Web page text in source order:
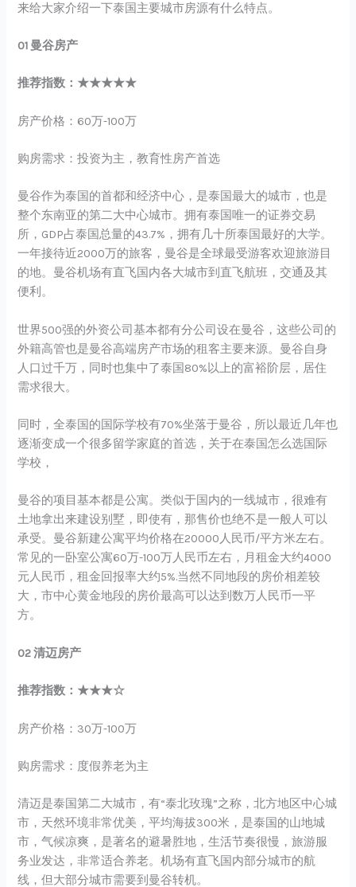
来给大家介绍一下泰国主要城市房源有什么特点。
01 曼谷房产
推荐指数：★★★★★
房产价格：60万-100万
购房需求：投资为主，教育性房产首选
曼谷作为泰国的首都和经济中心，是泰国最大的城市，也是
整个东南亚的第二大中心城市。拥有泰国唯一的证券交易
所，GDP占泰国总量的43.7%，拥有几十所泰国最好的大学。
一年接待近2000万的旅客，曼谷是全球最受游客欢迎旅游目
的地。曼谷机场有直飞国内各大城市到直飞航班，交通及其
便利。
世界500强的外资公司基本都有分公司设在曼谷，这些公司的
外籍高管也是曼谷高端房产市场的租客主要来源。曼谷自身
人口过千万，同时也集中了泰国80%以上的富裕阶层，居住
需求很大。
同时，全泰国的国际学校有70%坐落于曼谷，所以最近几年也
逐渐变成一个很多留学家庭的首选，关于在泰国怎么选国际
学校，
曼谷的项目基本都是公寓。类似于国内的一线城市，很难有
土地拿出来建设别墅，即使有，那售价也绝不是一般人可以
承受。曼谷新建公寓平均价格在20000人民币/平方米左右。
常见的一卧室公寓60万-100万人民币左右，月租金大约4000
元人民币，租金回报率大约5%.当然不同地段的房价相差较
大，市中心黄金地段的房价最高可以达到数万人民币一平
方。
02 清迈房产
推荐指数：★★★☆
房产价格：30万-100万
购房需求：度假养老为主
清迈是泰国第二大城市，有“泰北玫瑰”之称，北方地区中心城
市，天然环境非常优美，平均海拔300米，是泰国的山地城
市，气候凉爽，是著名的避暑胜地，生活节奏很慢，旅游服
务业发达，非常适合养老。机场有直飞国内部分城市的航
线，但大部分城市需要到曼谷转机。